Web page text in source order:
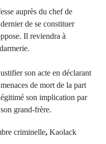
auprès du chef de
de se constituer
Il reviendra à
son acte en déclarant
de mort de la part
son implication par
grand-frère.
criminelle, Kaolack